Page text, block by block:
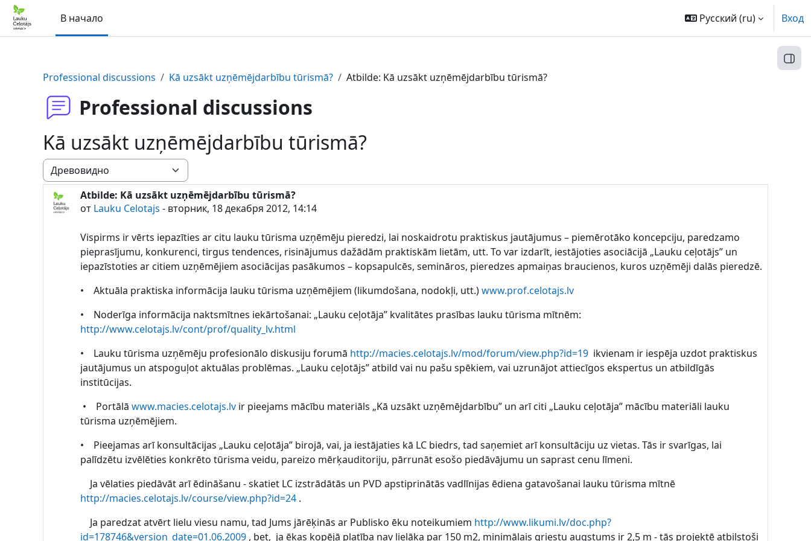
Перейти к основному содержанию
В начало
Русский ‎(ru)‎ Вход
Professional discussions
Kā uzsākt uzņēmējdarbību tūrismā? Atbilde: Kā uzsākt uzņēmējdarbību tūrismā?
Professional discussions
Kā uzsākt uzņēmējdarbību tūrismā?
Режим отображения
Atbilde: Kā uzsākt uzņēmējdarbību tūrismā?
от Lauku Celotajs - вторник, 18 декабря 2012, 14:14
Количество ответов: 0
Vispirms ir vērts iepazīties ar citu lauku tūrisma uzņēmēju pieredzi, lai noskaidrotu praktiskus jautājumus – piemērotāko koncepciju, paredzamo
pieprasījumu, konkurenci, tirgus tendences, risinājumus dažādām praktiskām lietām, utt. To var izdarīt, iestājoties asociācijā „Lauku ceļotājs” un
iepazīstoties ar citiem uzņēmējiem asociācijas pasākumos – kopsapulcēs, semināros, pieredzes apmaiņas braucienos, kuros uzņēmēji dalās pieredzē.
• Aktuāla praktiska informācija lauku tūrisma uzņēmējiem (likumdošana, nodokļi, utt.)www.prof.celotajs.lv
• Noderīga informācija naktsmītnes iekārtošanai: „Lauku ceļotāja” kvalitātes prasības lauku tūrisma mītnēm:
http://www.celotajs.lv/cont/prof/quality_lv.html
• Lauku tūrisma uzņēmēju profesionālo diskusiju forumā http://macies.celotajs.lv/mod/forum/view.php?id=19 ikvienam ir iespēja uzdot praktiskus
jautājumus un atspoguļot aktuālas problēmas. „Lauku ceļotājs” atbild vai nu pašu spēkiem, vai uzrunājot attiecīgos ekspertus un atbildīgās
institūcijas.
• Portālā www.macies.celotajs.lv ir pieejams mācību materiāls „Kā uzsākt uzņēmējdarbību” un arī citi „Lauku ceļotāja” mācību materiāli lauku
tūrisma uzņēmējiem.
• Pieejamas arī konsultācijas „Lauku ceļotāja” birojā, vai, ja iestājaties kā LC biedrs, tad saņemiet arī konsultāciju uz vietas. Tās ir svarīgas, lai
palīdzētu izvēlēties konkrēto tūrisma veidu, pareizo mērķauditoriju, pārrunāt esošo piedāvājumu un saprast cenu līmeni.
Ja vēlaties piedāvāt arī ēdināšanu - skatiet LC izstrādātās un PVD apstiprinātās vadlīnijas ēdiena gatavošanai lauku tūrisma mītnē
http://macies.celotajs.lv/course/view.php?id=24 .
Ja paredzat atvērt lielu viesu namu, tad Jums jārēķinās ar Publisko ēku noteikumiem http://www.likumi.lv/doc.php?
id=178746&version_date=01.06.2009 , bet, ja ēkas kopējā platība nav lielāka par 150 m2, minimālais griestu augstums ir 2,5 m - tās projektē atbilstoši